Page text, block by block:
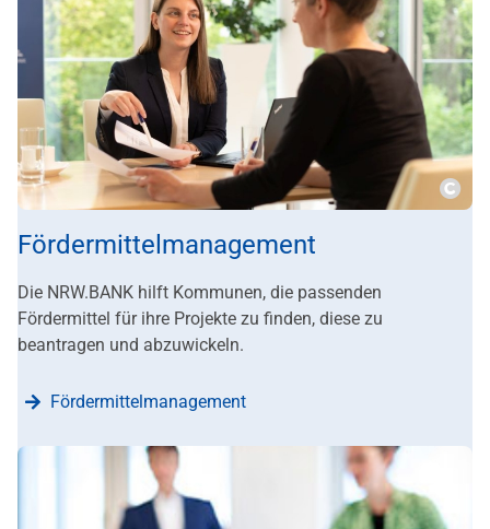
Fördermittelmanagement
Die NRW.BANK hilft Kommunen, die passenden
Fördermittel für ihre Projekte zu finden, diese zu
beantragen und abzuwickeln.
Fördermittelmanagement